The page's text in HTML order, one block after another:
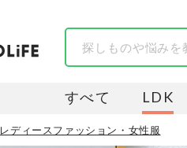
すべて LDK
レディースファッション・女性服